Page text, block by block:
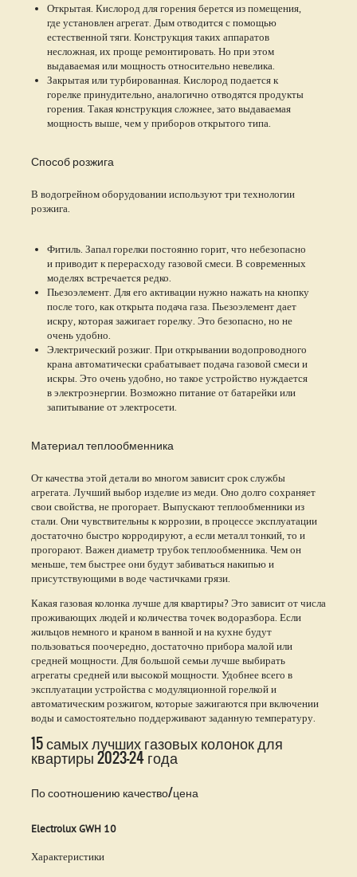
Открытая. Кислород для горения берется из помещения,
где установлен агрегат. Дым отводится с помощью
естественной тяги. Конструкция таких аппаратов
несложная, их проще ремонтировать. Но при этом
выдаваемая или мощность относительно невелика.
Закрытая или турбированная. Кислород подается к
горелке принудительно, аналогично отводятся продукты
горения. Такая конструкция сложнее, зато выдаваемая
мощность выше, чем у приборов открытого типа.
Способ розжига
В водогрейном оборудовании используют три технологии
розжига.
Фитиль. Запал горелки постоянно горит, что небезопасно
и приводит к перерасходу газовой смеси. В современных
моделях встречается редко.
Пьезоэлемент. Для его активации нужно нажать на кнопку
после того, как открыта подача газа. Пьезоэлемент дает
искру, которая зажигает горелку. Это безопасно, но не
очень удобно.
Электрический розжиг. При открывании водопроводного
крана автоматически срабатывает подача газовой смеси и
искры. Это очень удобно, но такое устройство нуждается
в электроэнергии. Возможно питание от батарейки или
запитывание от электросети.
Материал теплообменника
От качества этой детали во многом зависит срок службы
агрегата. Лучший выбор изделие из меди. Оно долго сохраняет
свои свойства, не прогорает. Выпускают теплообменники из
стали. Они чувствительны к коррозии, в процессе эксплуатации
достаточно быстро корродируют, а если металл тонкий, то и
прогорают. Важен диаметр трубок теплообменника. Чем он
меньше, тем быстрее они будут забиваться накипью и
присутствующими в воде частичками грязи.
Какая газовая колонка лучше для квартиры? Это зависит от числа
проживающих людей и количества точек водоразбора. Если
жильцов немного и краном в ванной и на кухне будут
пользоваться поочередно, достаточно прибора малой или
средней мощности. Для большой семьи лучше выбирать
агрегаты средней или высокой мощности. Удобнее всего в
эксплуатации устройства с модуляционной горелкой и
автоматическим розжигом, которые зажигаются при включении
воды и самостоятельно поддерживают заданную температуру.
15 самых лучших газовых колонок для
квартиры 2023-24 года
По соотношению качество/цена
Electrolux GWH 10
Характеристики